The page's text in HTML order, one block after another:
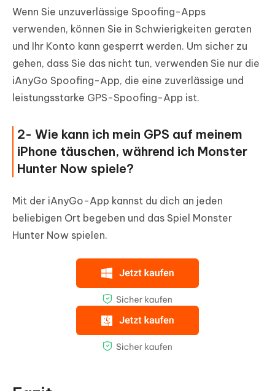
Wenn Sie unzuverlässige Spoofing-Apps
verwenden, können Sie in Schwierigkeiten geraten
und Ihr Konto kann gesperrt werden. Um sicher zu
gehen, dass Sie das nicht tun, verwenden Sie nur die
iAnyGo Spoofing-App, die eine zuverlässige und
leistungsstarke GPS-Spoofing-App ist.
2- Wie kann ich mein GPS auf meinem
iPhone täuschen, während ich Monster
Hunter Now spiele?
Mit der iAnyGo-App kannst du dich an jeden
beliebigen Ort begeben und das Spiel Monster
Hunter Now spielen.